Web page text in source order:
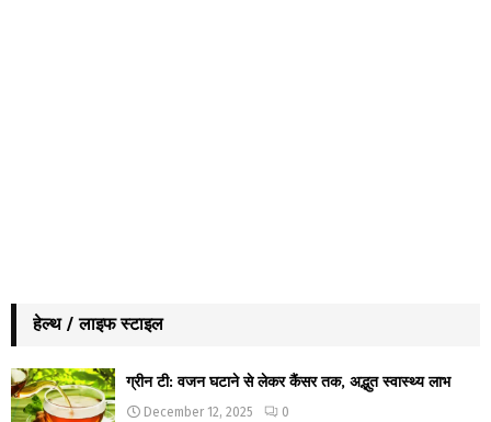
हेल्थ / लाइफ स्टाइल
ग्रीन टी: वजन घटाने से लेकर कैंसर तक, अद्भुत स्वास्थ्य लाभ
December 12, 2025 0